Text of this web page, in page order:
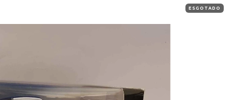
ESGOTADO